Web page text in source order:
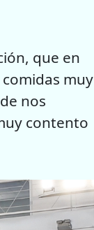
que en
muy
nos
contento